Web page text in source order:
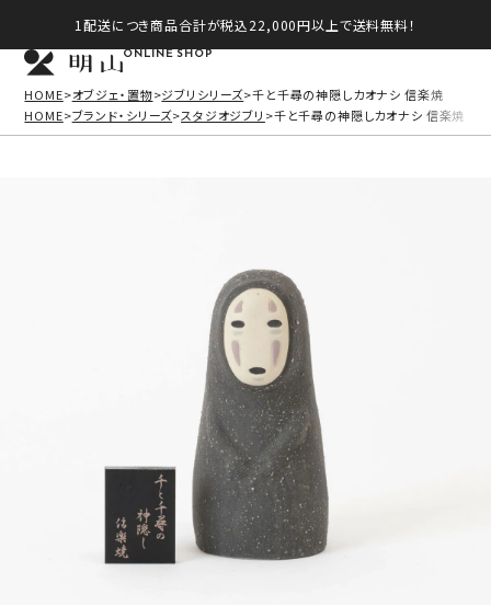
1配送につき商品合計が税込22,000円以上で送料無料！
ONLINE SHOP
HOME オブジェ・置物 ジブリシリーズ 千と千尋の神隠しカオナシ 信楽焼
HOME ブランド・シリーズ スタジオジブリ 千と千尋の神隠しカオナシ 信楽焼